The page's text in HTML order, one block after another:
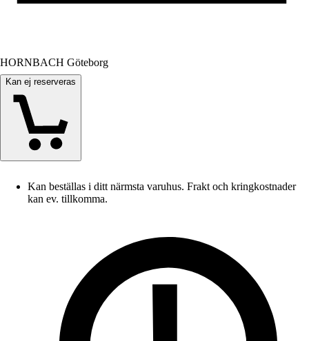
HORNBACH Göteborg
Kan ej reserveras
Kan beställas i ditt närmsta varuhus. Frakt och kringkostnader
kan ev. tillkomma.